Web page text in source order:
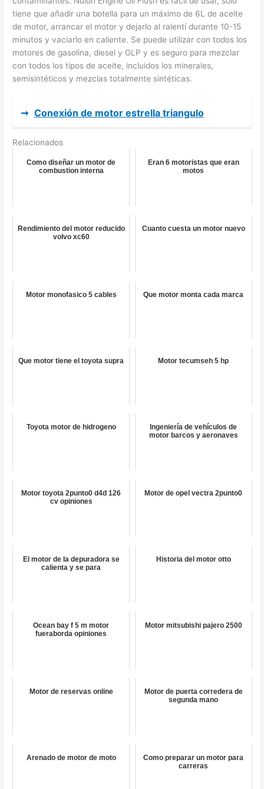
tiene que añadir una botella para un máximo de 6L de aceite
de motor, arrancar el motor y dejarlo al ralentí durante 10-15
minutos y vaciarlo en caliente. Se puede utilizar con todos los
motores de gasolina, diesel y GLP y es seguro para mezclar
con todos los tipos de aceite, incluidos los minerales,
semisintéticos y mezclas totalmente sintéticas.
➞ Conexión de motor estrella triangulo
Relacionados
Como diseñar un motor de
combustion interna
Eran 6 motoristas que eran
motos
Rendimiento del motor reducido
volvo xc60
Cuanto cuesta un motor nuevo
Motor monofasico 5 cables Que motor monta cada marca
Que motor tiene el toyota supra Motor tecumseh 5 hp
Toyota motor de hidrogeno
Ingeniería de vehículos de
motor barcos y aeronaves
Motor toyota 2punto0 d4d 126
cv opiniones
Motor de opel vectra 2punto0
El motor de la depuradora se
calienta y se para
Historia del motor otto
Ocean bay f 5 m motor
fueraborda opiniones
Motor mitsubishi pajero 2500
Motor de reservas online
Motor de puerta corredera de
segunda mano
Arenado de motor de moto
Como preparar un motor para
carreras